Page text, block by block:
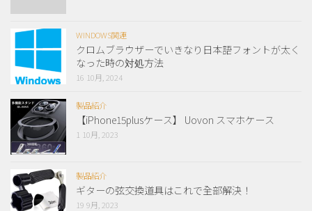
WINDOWS関連
クロムブラウザーでいきなり日本語フォントが太く
なった時の対処方法
16 10月, 2024
製品紹介
【iPhone15plusケース】 Uovon スマホケース
1 10月, 2023
製品紹介
ギターの弦交換道具はこれで全部解決！
19 9月, 2023